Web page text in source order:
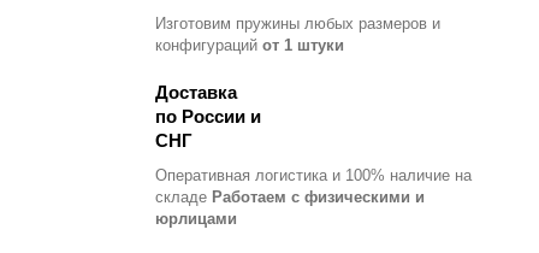
Изготовим пружины любых размеров и
конфигураций от 1 штуки
Доставка
по России и
СНГ
Оперативная логистика и 100% наличие на
складе Работаем с физическими и
юрлицами